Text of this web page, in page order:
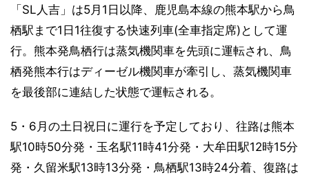
「SL人吉」は5月1日以降、鹿児島本線の熊本駅から鳥
栖駅まで1日1往復する快速列車(全車指定席)として運
行。熊本発鳥栖行は蒸気機関車を先頭に運転され、鳥
栖発熊本行はディーゼル機関車が牽引し、蒸気機関車
を最後部に連結した状態で運転される。
5・6月の土日祝日に運行を予定しており、往路は熊本
駅10時50分発・玉名駅11時41分発・大牟田駅12時15分
発・久留米駅13時13分発・鳥栖駅13時24分着、復路は